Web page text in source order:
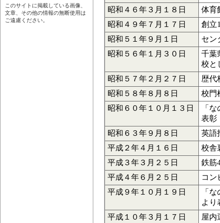
このサイトに掲載している画像、
文章、その他の情報の無断使用は
ご遠慮ください。
昭和４６年３月１８日
体育
昭和４９年７月１７日
創立
昭和５１年９月１日
セン
昭和５６年１月３０日
千葉
校と
昭和５７年２月２７日
歴代
昭和５８年８月８日
校門
昭和６０年１０月１３日
「
表彰
昭和６３年９月８日
英語
平成２年４月１６日
校舎
平成３年３月２５日
鉄筋
平成４年６月２５日
コン
平成９年１０月１９日
「
より
平成１０年３月１７日
屋内